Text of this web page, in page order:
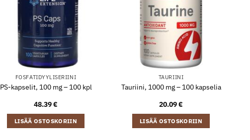
FOSFATIDYYLISERIINI
PS-kapselit, 100 mg – 100 kpl
48.39€
LISÄÄ OSTOSKORIIN
TAURIINI
Tauriini, 1000 mg – 100 kapselia
20.09€
LISÄÄ OSTOSKORIIN